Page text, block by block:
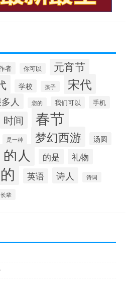
者 你可以 元宵节
学校 孩子 宋代
人 您的 我们可以 手机
时间 春节
是一种 梦幻西游 汤圆
的人 的是 礼物
英语 诗人 诗词
长辈